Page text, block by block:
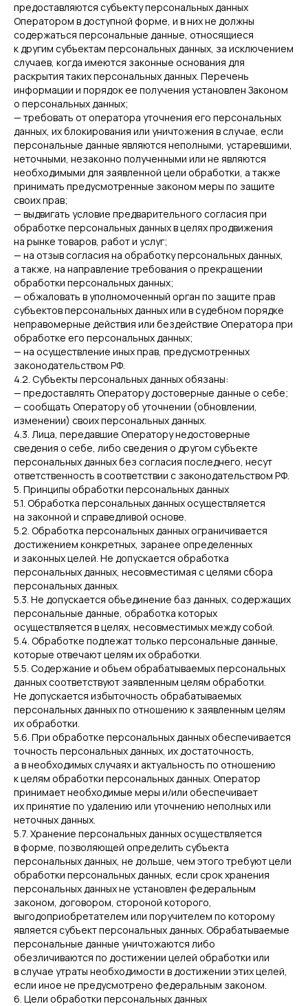
предоставляются субъекту персональных данных
Оператором в доступной форме, и в них не должны
содержаться персональные данные, относящиеся
к другим субъектам персональных данных, за исключением
случаев, когда имеются законные основания для
раскрытия таких персональных данных. Перечень
информации и порядок ее получения установлен Законом
о персональных данных;
— требовать от оператора уточнения его персональных
данных, их блокирования или уничтожения в случае, если
персональные данные являются неполными, устаревшими,
неточными, незаконно полученными или не являются
необходимыми для заявленной цели обработки, а также
принимать предусмотренные законом меры по защите
своих прав;
— выдвигать условие предварительного согласия при
обработке персональных данных в целях продвижения
на рынке товаров, работ и услуг;
— на отзыв согласия на обработку персональных данных,
а также, на направление требования о прекращении
обработки персональных данных;
— обжаловать в уполномоченный орган по защите прав
субъектов персональных данных или в судебном порядке
неправомерные действия или бездействие Оператора при
обработке его персональных данных;
— на осуществление иных прав, предусмотренных
законодательством РФ.
4.2. Субъекты персональных данных обязаны:
— предоставлять Оператору достоверные данные о себе;
— сообщать Оператору об уточнении (обновлении,
изменении) своих персональных данных.
4.3. Лица, передавшие Оператору недостоверные
сведения о себе, либо сведения о другом субъекте
персональных данных без согласия последнего, несут
ответственность в соответствии с законодательством РФ.
5. Принципы обработки персональных данных
5.1. Обработка персональных данных осуществляется
на законной и справедливой основе.
5.2. Обработка персональных данных ограничивается
достижением конкретных, заранее определенных
и законных целей. Не допускается обработка
персональных данных, несовместимая с целями сбора
персональных данных.
5.3. Не допускается объединение баз данных, содержащих
персональные данные, обработка которых
осуществляется в целях, несовместимых между собой.
5.4. Обработке подлежат только персональные данные,
которые отвечают целям их обработки.
5.5. Содержание и объем обрабатываемых персональных
данных соответствуют заявленным целям обработки.
Не допускается избыточность обрабатываемых
персональных данных по отношению к заявленным целям
их обработки.
5.6. При обработке персональных данных обеспечивается
точность персональных данных, их достаточность,
а в необходимых случаях и актуальность по отношению
к целям обработки персональных данных. Оператор
принимает необходимые меры и/или обеспечивает
их принятие по удалению или уточнению неполных или
неточных данных.
5.7. Хранение персональных данных осуществляется
в форме, позволяющей определить субъекта
персональных данных, не дольше, чем этого требуют цели
обработки персональных данных, если срок хранения
персональных данных не установлен федеральным
законом, договором, стороной которого,
выгодоприобретателем или поручителем по которому
является субъект персональных данных. Обрабатываемые
персональные данные уничтожаются либо
обезличиваются по достижении целей обработки или
в случае утраты необходимости в достижении этих целей,
если иное не предусмотрено федеральным законом.
6. Цели обработки персональных данных